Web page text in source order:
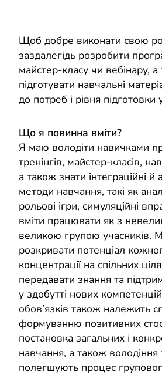
Щоб добре виконати свою
заздалегідь розробити
майстер-класу чи вебінару,
підготувати навчальні
до потреб і рівня підготовки
Що я повинна вміти?
Я маю володіти навичками
тренінгів, майстер-класів,
а також знати інтеграційні й
методи навчання, такі як
рольові ігри, симуляційні
вміти працювати як з
великою групою учасників.
розкривати потенціал
концентрації на спільних
передавати знання та
у здобутті нових
обов’язків також належить
формуванню позитивних
постановка загальних і
навчання, а також
полегшують процес